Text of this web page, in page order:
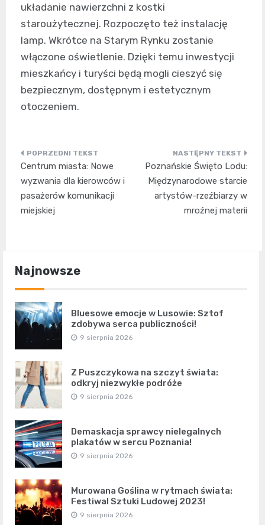
układanie nawierzchni z kostki
staroużytecznej. Rozpoczęto też instalację
lamp. Wkrótce na Starym Rynku zostanie
włączone oświetlenie. Dzięki temu inwestycji
mieszkańcy i turyści będą mogli cieszyć się
bezpiecznym, dostępnym i estetycznym
otoczeniem.
Nawigacja
wpisu
Centrum miasta: Nowe
wyzwania dla kierowców i
pasażerów komunikacji
miejskiej
Poznańskie Święto Lodu:
Międzynarodowe starcie
artystów-rzeźbiarzy w
mroźnej materii
Najnowsze
Bluesowe emocje w Lusowie: Sztof
zdobywa serca publiczności!
9 sierpnia 2026
Z Puszczykowa na szczyt świata:
odkryj niezwykłe podróże
9 sierpnia 2026
Demaskacja sprawcy nielegalnych
plakatów w sercu Poznania!
9 sierpnia 2026
Murowana Goślina w rytmach świata:
Festiwal Sztuki Ludowej 2023!
9 sierpnia 2026